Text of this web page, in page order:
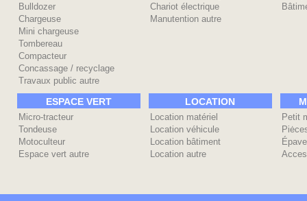
Bulldozer
Chargeuse
Mini chargeuse
Tombereau
Compacteur
Concassage / recyclage
Travaux public autre
Chariot électrique
Manutention autre
ESPACE VERT
Micro-tracteur
Tondeuse
Motoculteur
Espace vert autre
LOCATION
Location matériel
Location véhicule
Location bâtiment
Location autre
Petit
Épave